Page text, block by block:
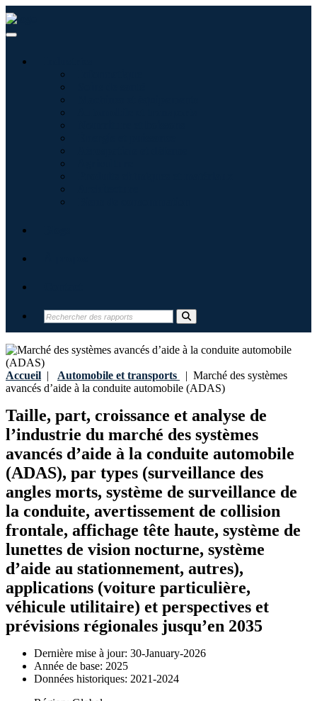
Accueil | Automobile et transports | Marché des systèmes
avancés d’aide à la conduite automobile (ADAS)
Taille, part, croissance et analyse de
l’industrie du marché des systèmes
avancés d’aide à la conduite automobile
(ADAS), par types (surveillance des
angles morts, système de surveillance de
la conduite, avertissement de collision
frontale, affichage tête haute, système de
lunettes de vision nocturne, système
d’aide au stationnement, autres),
applications (voiture particulière,
véhicule utilitaire) et perspectives et
prévisions régionales jusqu’en 2035
Dernière mise à jour: 30-January-2026
Année de base: 2025
Données historiques: 2021-2024